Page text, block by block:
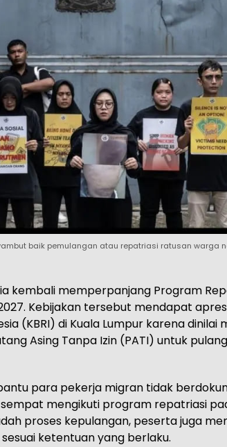
baik pemulangan atau repatriasi ratusan warga
kembali memperpanjang Program
Kebijakan tersebut mendapat
(KBRI) di Kuala Lumpur karena dinilai
Asing Tanpa Izin (PATI) untuk
para pekerja migran tidak
mengikuti program repatriasi
proses kepulangan, peserta juga
ketentuan yang berlaku.